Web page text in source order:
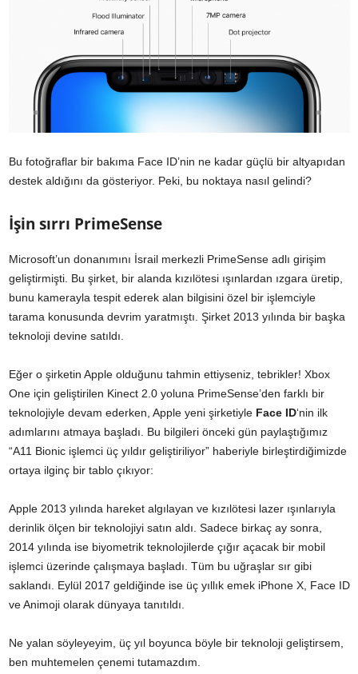
Bu fotoğraflar bir bakıma Face ID’nin ne kadar güçlü bir altyapıdan
destek aldığını da gösteriyor. Peki, bu noktaya nasıl gelindi?
İşin sırrı PrimeSense
Microsoft’un donanımını İsrail merkezli PrimeSense adlı girişim
geliştirmişti. Bu şirket, bir alanda kızılötesi ışınlardan ızgara üretip,
bunu kamerayla tespit ederek alan bilgisini özel bir işlemciyle
tarama konusunda devrim yaratmıştı. Şirket 2013 yılında bir başka
teknoloji devine satıldı.
Eğer o şirketin Apple olduğunu tahmin ettiyseniz, tebrikler! Xbox
One için geliştirilen Kinect 2.0 yoluna PrimeSense’den farklı bir
teknolojiyle devam ederken, Apple yeni şirketiyle Face ID‘nin ilk
adımlarını atmaya başladı. Bu bilgileri önceki gün paylaştığımız
“A11 Bionic işlemci üç yıldır geliştiriliyor” haberiyle birleştirdiğimizde
ortaya ilginç bir tablo çıkıyor:
Apple 2013 yılında hareket algılayan ve kızılötesi lazer ışınlarıyla
derinlik ölçen bir teknolojiyi satın aldı. Sadece birkaç ay sonra,
2014 yılında ise biyometrik teknolojilerde çığır açacak bir mobil
işlemci üzerinde çalışmaya başladı. Tüm bu uğraşlar sır gibi
saklandı. Eylül 2017 geldiğinde ise üç yıllık emek iPhone X, Face ID
ve Animoji olarak dünyaya tanıtıldı.
Ne yalan söyleyeyim, üç yıl boyunca böyle bir teknoloji geliştirsem,
ben muhtemelen çenemi tutamazdım.